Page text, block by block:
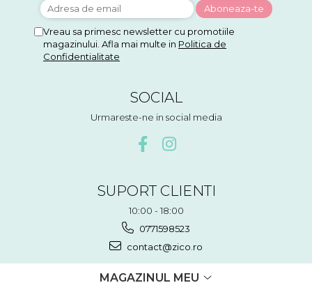
Vreau sa primesc newsletter cu promotiile
magazinului. Afla mai multe in Politica de
Confidentialitate
SOCIAL
Urmareste-ne in social media
SUPORT CLIENTI
10:00 - 18:00
0771598523
contact@zico.ro
MAGAZINUL MEU